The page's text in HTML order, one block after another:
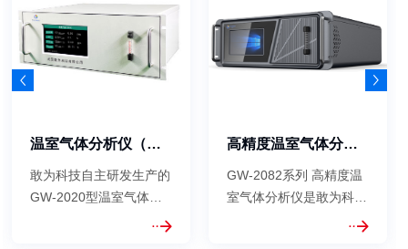
高精度温室气体分析仪
GW-2082系列 高精度温
室气体分析仪是敢为科技
温室气体分析仪（污染源）
敢为科技自主研发生产的
GW-2020型温室气体分
析仪，主要基于非分散红